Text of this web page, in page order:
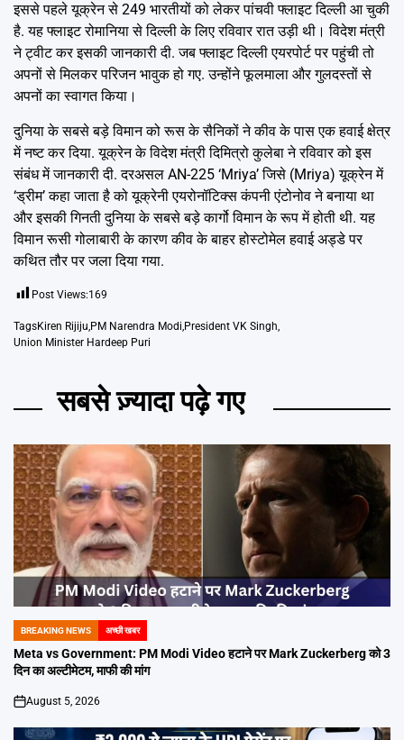
इससे पहले यूक्रेन से 249 भारतीयों को लेकर पांचवी फ्लाइट दिल्ली आ चुकी
है. यह फ्लाइट रोमानिया से दिल्ली के लिए रविवार रात उड़ी थी। विदेश मंत्री
ने ट्वीट कर इसकी जानकारी दी. जब फ्लाइट दिल्ली एयरपोर्ट पर पहुंची तो
अपनों से मिलकर परिजन भावुक हो गए. उन्होंने फूलमाला और गुलदस्तों से
अपनों का स्वागत किया।
दुनिया के सबसे बड़े विमान को रूस के सैनिकों ने कीव के पास एक हवाई क्षेत्र
में नष्ट कर दिया. यूक्रेन के विदेश मंत्री दिमित्रो कुलेबा ने रविवार को इस
संबंध में जानकारी दी. दरअसल AN-225 ‘Mriya’ जिसे (Mriya) यूक्रेन में
‘ड्रीम’ कहा जाता है को यूक्रेनी एयरोनॉटिक्स कंपनी एंटोनोव ने बनाया था
और इसकी गिनती दुनिया के सबसे बड़े कार्गो विमान के रूप में होती थी. यह
विमान रूसी गोलाबारी के कारण कीव के बाहर होस्टोमेल हवाई अड्डे पर
कथित तौर पर जला दिया गया.
Post Views:169
TagsKiren Rijiju,PM Narendra Modi,President VK Singh,
Union Minister Hardeep Puri
सबसे ज़्यादा पढ़े गए
POSTED
IN
BREAKING NEWS अच्छी खबर
Meta vs Government: PM Modi Video हटाने पर Mark Zuckerberg को 3
दिन का अल्टीमेटम, माफी की मांग
on
August 5, 2026